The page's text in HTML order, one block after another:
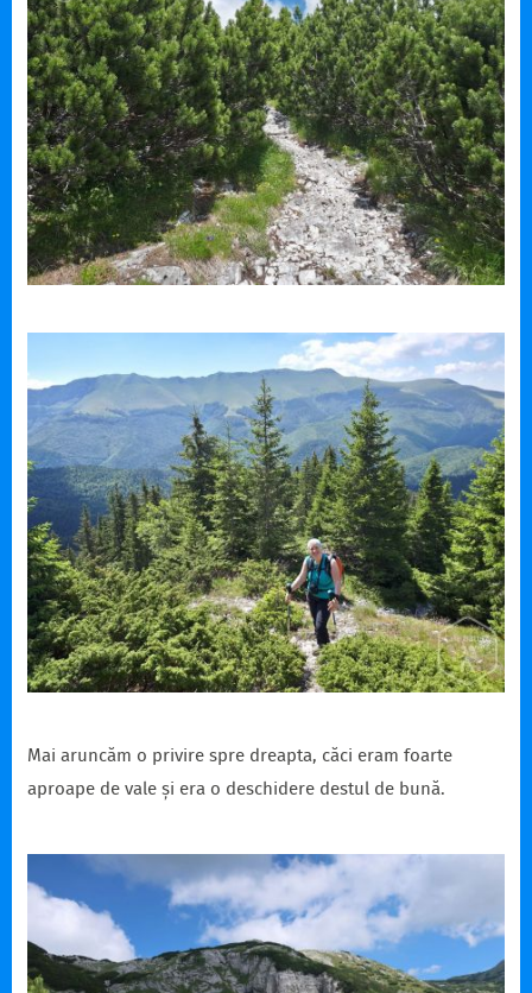
Mai aruncăm o privire spre dreapta, căci eram foarte
aproape de vale și era o deschidere destul de bună.